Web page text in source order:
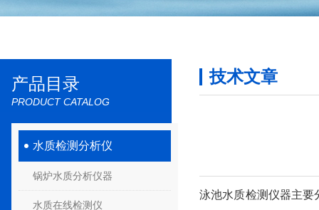
产品目录
PRODUCT CATALOG
水质检测分析仪
锅炉水质分析仪器
水质在线检测仪
技术文章
泳池水质检测仪器主要